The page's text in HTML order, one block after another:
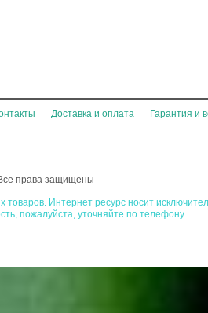
Доставка и оплата Гарантия и
права защищены
товаров. Интернет ресурс носит
пожалуйста, уточняйте по телефону.